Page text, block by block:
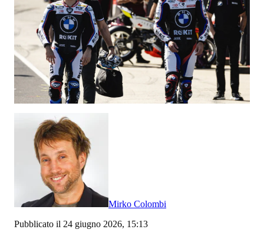
Mirko Colombi
Pubblicato il 24 giugno 2026, 15:13